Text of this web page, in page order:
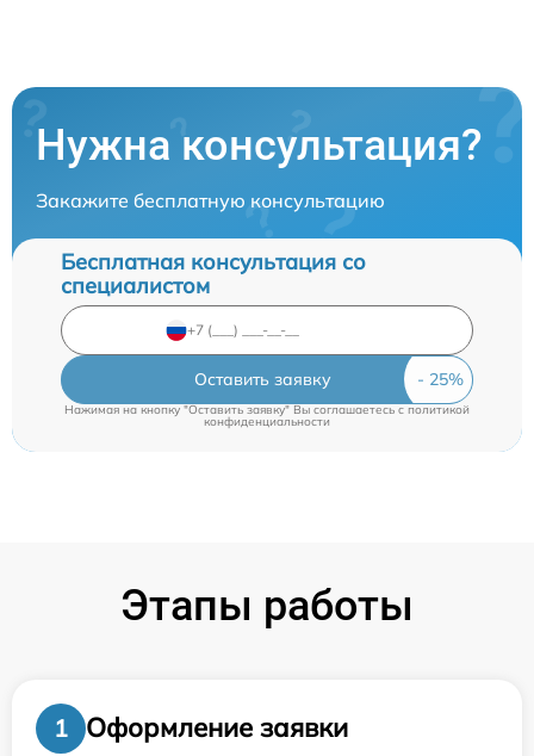
Нужна консультация?
Закажите бесплатную консультацию
Бесплатная консультация со
специалистом
Оставить заявку
Нажимая на кнопку "Оставить заявку" Вы соглашаетесь cполитикой
конфиденциальности
Этапы работы
1 Оформление заявки